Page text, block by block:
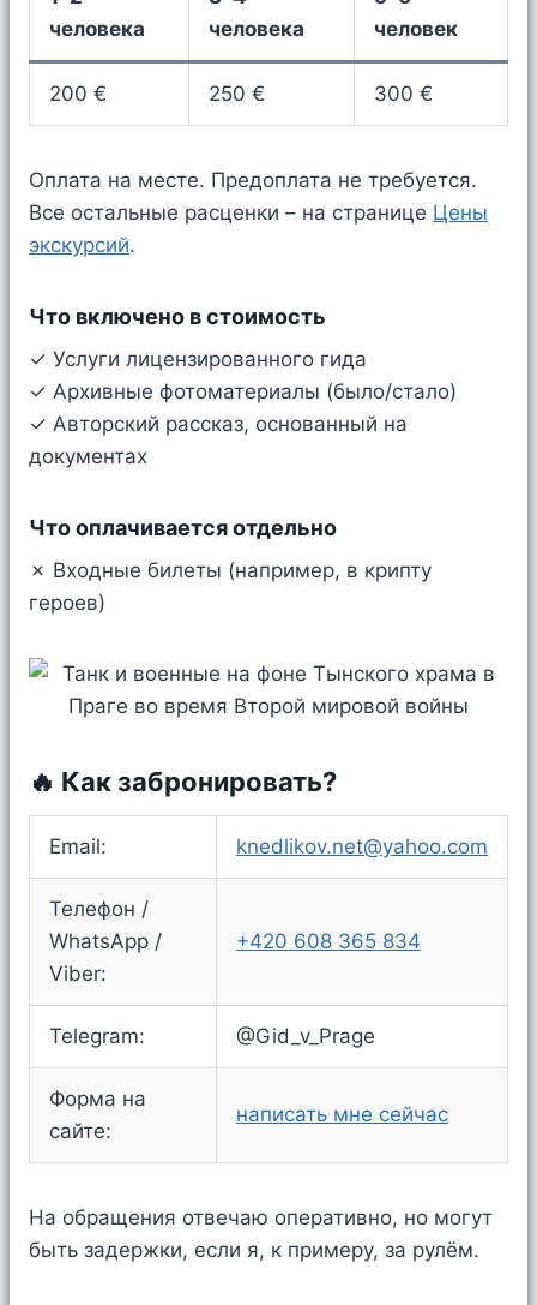
человека
человека
человек
200 € 250 € 300 €
Оплата на месте. Предоплата не требуется.
Все остальные расценки – на странице Цены
экскурсий.
Что включено в стоимость
✓ Услуги лицензированного гида
✓ Архивные фотоматериалы (было/стало)
✓ Авторский рассказ, основанный на
документах
Что оплачивается отдельно
✗ Входные билеты (например, в крипту
героев)
🔥 Как забронировать?
Email: knedlikov.net@yahoo.com
Телефон /
WhatsApp /
Viber:
+420 608 365 834
Telegram: @Gid_v_Prage
Форма на
сайте:
написать мне сейчас
На обращения отвечаю оперативно, но могут
быть задержки, если я, к примеру, за рулём.